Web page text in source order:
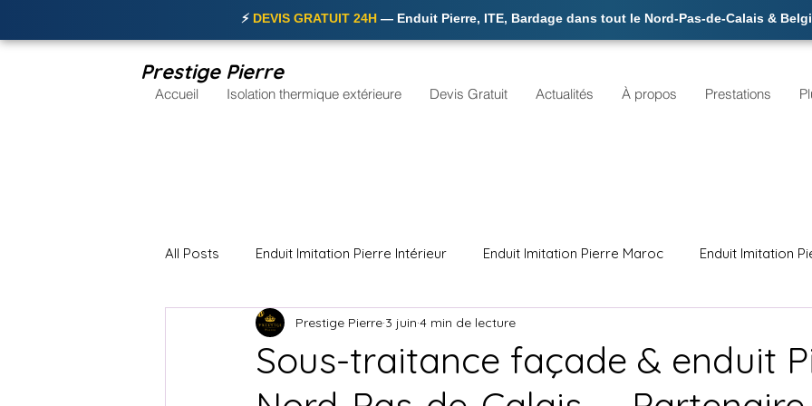
Prestige Pierre
Accueil Isolation thermique extérieure Devis Gratuit Actualités À propos Prestations
All Posts Enduit Imitation Pierre Intérieur Enduit Imitation Pierre Maroc Enduit Imitation
Enduit Imitation Brique Nordiste ITE Isolation Thermique Extérieure
Bardage Façade Maison Nord Enduit Pierre Intérieur Sculpté Façadier Enduiseur Calais
Sous-traitance façade & enduit
Prestige Pierre 3 juin 4 min de lecture
⚡ DEVIS GRATUIT 24H— Enduit Pierre, ITE, Bardage dans tout le Nord-Pas-de-Calais &